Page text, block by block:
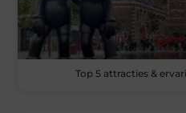
Top 5 attracties &